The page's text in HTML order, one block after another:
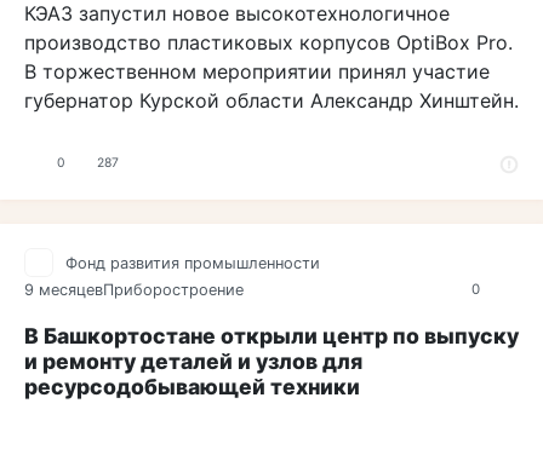
КЭАЗ запустил новое высокотехнологичное
производство пластиковых корпусов OptiBox Pro.
В торжественном мероприятии принял участие
губернатор Курской области Александр Хинштейн.
0 287
0
Фонд развития промышленности
9 месяцевПриборостроение
В Башкортостане открыли центр по выпуску
и ремонту деталей и узлов для
ресурсодобывающей техники